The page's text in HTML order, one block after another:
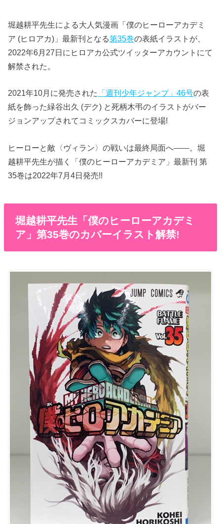
堀越耕平先生による大人気漫画「僕のヒーローアカデミ
ア (ヒロアカ)」最新刊となる第35巻の表紙イラストが、
2022年6月27日にヒロアカ公式ツイッターアカウントにて
解禁された。
2021年10月に発売された 「週刊少年ジャンプ」46号の表
紙を飾った緑谷出久 (デク) と死柄木弔のイラストがバー
ジョンアップされてコミックスカバーに登場!
ヒーローと敵〈ヴィラン〉の戦いは最終局面へ――。堀
越耕平先生が描く「僕のヒーローアカデミア」最新刊 第
35巻は2022年7月4日発売!!
堀越耕平先生「僕のヒーローアカデミ
ア」第35巻のカバーイラスト解禁!